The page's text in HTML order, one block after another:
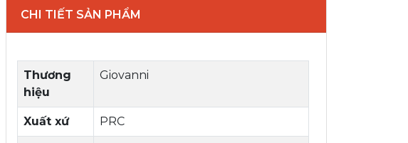
CHI TIẾT SẢN PHẨM
Thương
hiệu
Giovanni
Xuất xứ PRC